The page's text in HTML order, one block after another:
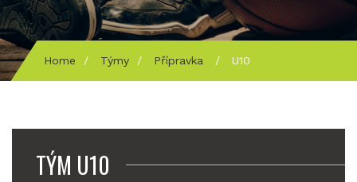
Home / Týmy / Přípravka / U10
TÝM U10